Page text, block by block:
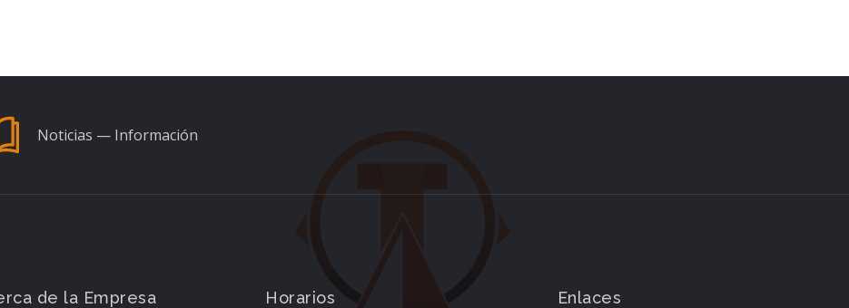
Noticias — Información
de la Empresa Horarios Enlaces